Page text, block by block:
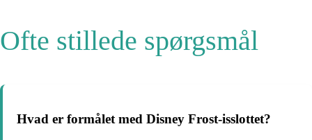
Ofte stillede spørgsmål
Hvad er formålet med Disney Frost-isslottet?